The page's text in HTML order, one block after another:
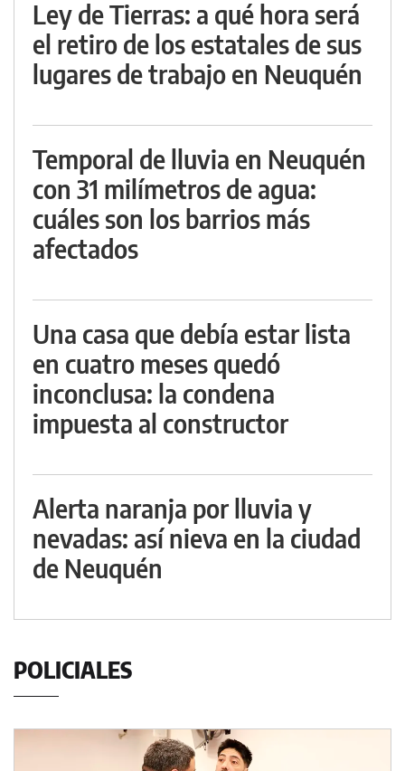
Ley de Tierras: a qué hora será
el retiro de los estatales de sus
lugares de trabajo en Neuquén
Temporal de lluvia en Neuquén
con 31 milímetros de agua:
cuáles son los barrios más
afectados
Una casa que debía estar lista
en cuatro meses quedó
inconclusa: la condena
impuesta al constructor
Alerta naranja por lluvia y
nevadas: así nieva en la ciudad
de Neuquén
POLICIALES